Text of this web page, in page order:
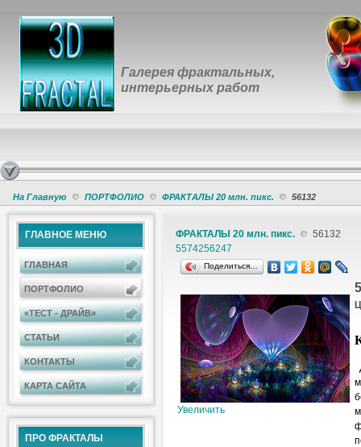
Галерея фрактальных,
интерьерных работ
На Главную ПОРТФОЛИО ФРАКТАЛЫ 20 млн. пикс. 56132
ГЛАВНОЕ МЕНЮ
ГЛАВНАЯ
ПОРТФОЛИО
«ТЕСТ - ДРАЙВ»
СТАТЬИ
КОНТАКТЫ
КАРТА САЙТА
ПРО ФРАКТАЛЫ
ФРАКТАЛЫ 20 млн. пикс.
56132
5574256247
Поделиться…
Увеличить